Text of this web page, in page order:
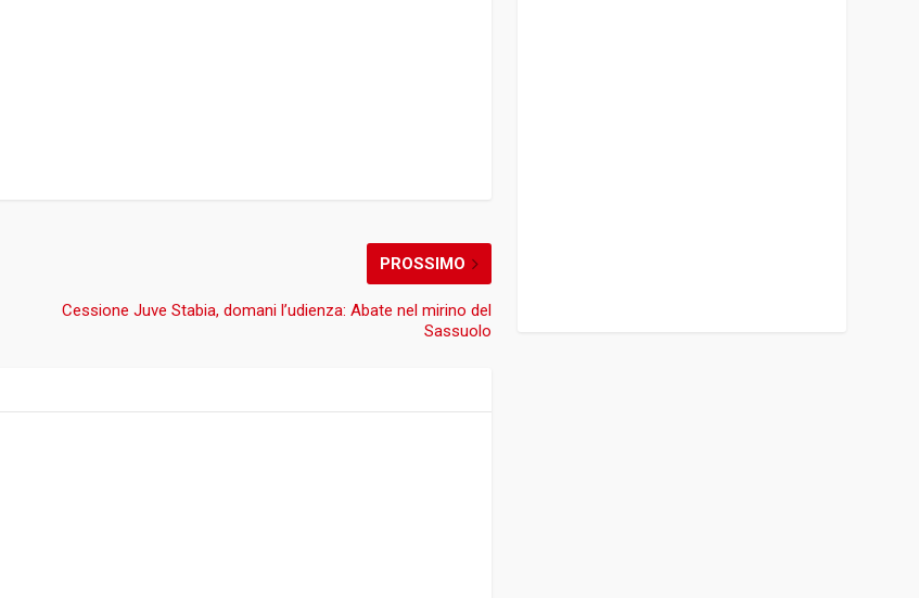
PROSSIMO
Cessione Juve Stabia, domani l’udienza: Abate nel mirino del
Sassuolo